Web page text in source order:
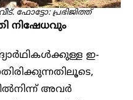
ഫോട്ടോ: പ്രഭിജിത്ത്
നിഷേധവും
ഇ-
അവർ